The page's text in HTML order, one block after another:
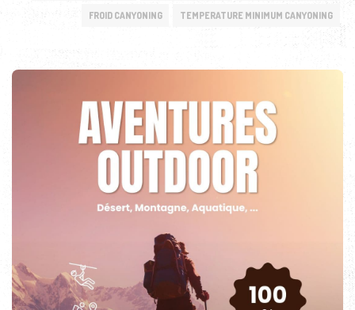
FROID CANYONING TEMPERATURE MINIMUM CANYONING